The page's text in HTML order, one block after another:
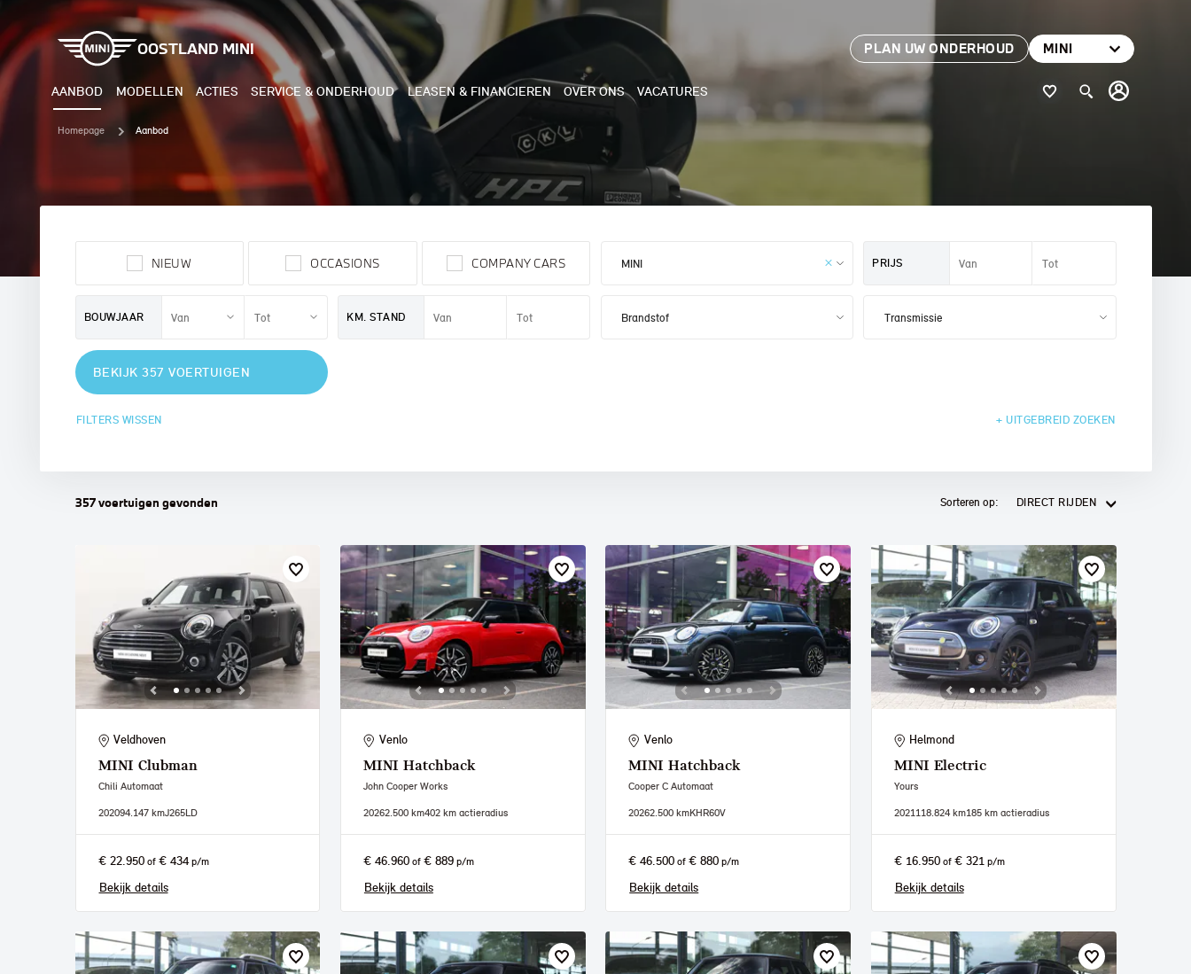
OOSTLAND MINI PLAN UW ONDERHOUD MINI
AANBOD MODELLEN
ELEKTRISCH
MINI ACEMAN ELECTRIC
MINI COUNTRYMAN ELECTRIC
JOHN COOPER WORKS
ELECTRIC
MINI COOPER CABRIO
MINI COOPER 5-DEURS
ACTIES SERVICE & ONDERHOUD LEASEN & FINANCIEREN OVER ONS VACATURES
Homepage Aanbod
NIEUW OCCASIONS COMPANY CARS PRIJS
BOUWJAAR KM. STAND
BEKIJK 357 VOERTUIGEN
FILTERS WISSEN + UITGEBREID ZOEKEN
357voertuigen gevonden Sorteren op: DIRECT RIJDEN
Veldhoven
MINI Clubman
Chili Automaat
202094.147 kmJ265LD
€ 22.950of € 434p/m
Bekijk details
Venlo
MINI Hatchback
John Cooper Works
20262.500 km402 km actieradius
€ 46.960of € 889p/m
Bekijk details
Venlo
MINI Hatchback
Cooper C Automaat
20262.500 kmKHR60V
€ 46.500 of€ 880 p/m
Bekijk details
Helmond
MINI Electric
Yours
2021118.824 km185 km actieradius
€ 16.950of € 321p/m
Bekijk details